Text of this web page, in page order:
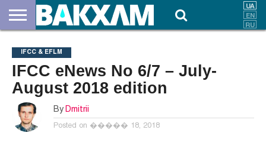
НАС
ВНЕСКИ
ДОКУМЕНТИ
НОВИНИ
КОНТАКТИ
IFCC & EFLM
IFCC eNews No 6/7 – July-
August 2018 edition
By Dmitrii
Posted on ����� 18, 2018